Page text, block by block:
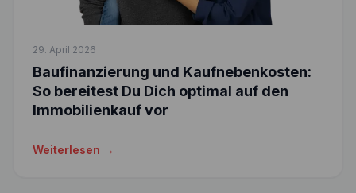
29. April 2026
Baufinanzierung und Kaufnebenkosten:
So bereitest Du Dich optimal auf den
Immobilienkauf vor
Weiterlesen →